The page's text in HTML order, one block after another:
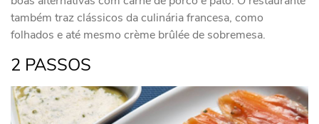
também traz clássicos da culinária francesa, como
folhados e até mesmo crème brûlée de sobremesa.
2 PASSOS